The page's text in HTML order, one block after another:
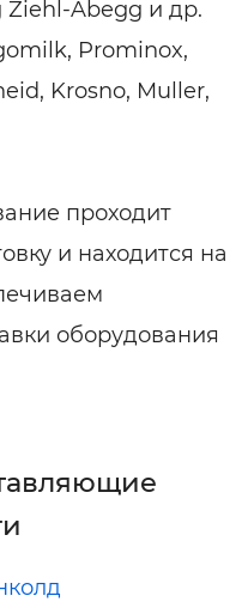
Ziehl-Abegg и др.
Prominox,
Krosno, Muller,
проходит
и находится на
оборудования